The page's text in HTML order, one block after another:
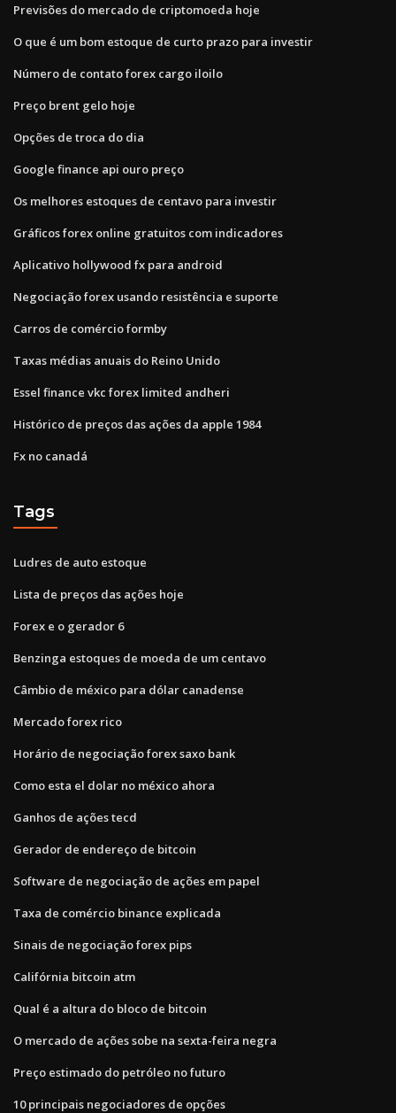
Previsões do mercado de criptomoeda hoje
O que é um bom estoque de curto prazo para investir
Número de contato forex cargo iloilo
Preço brent gelo hoje
Opções de troca do dia
Google finance api ouro preço
Os melhores estoques de centavo para investir
Gráficos forex online gratuitos com indicadores
Aplicativo hollywood fx para android
Negociação forex usando resistência e suporte
Carros de comércio formby
Taxas médias anuais do Reino Unido
Essel finance vkc forex limited andheri
Histórico de preços das ações da apple 1984
Fx no canadá
Tags
Ludres de auto estoque
Lista de preços das ações hoje
Forex e o gerador 6
Benzinga estoques de moeda de um centavo
Câmbio de méxico para dólar canadense
Mercado forex rico
Horário de negociação forex saxo bank
Como esta el dolar no méxico ahora
Ganhos de ações tecd
Gerador de endereço de bitcoin
Software de negociação de ações em papel
Taxa de comércio binance explicada
Sinais de negociação forex pips
Califórnia bitcoin atm
Qual é a altura do bloco de bitcoin
O mercado de ações sobe na sexta-feira negra
Preço estimado do petróleo no futuro
10 principais negociadores de opções